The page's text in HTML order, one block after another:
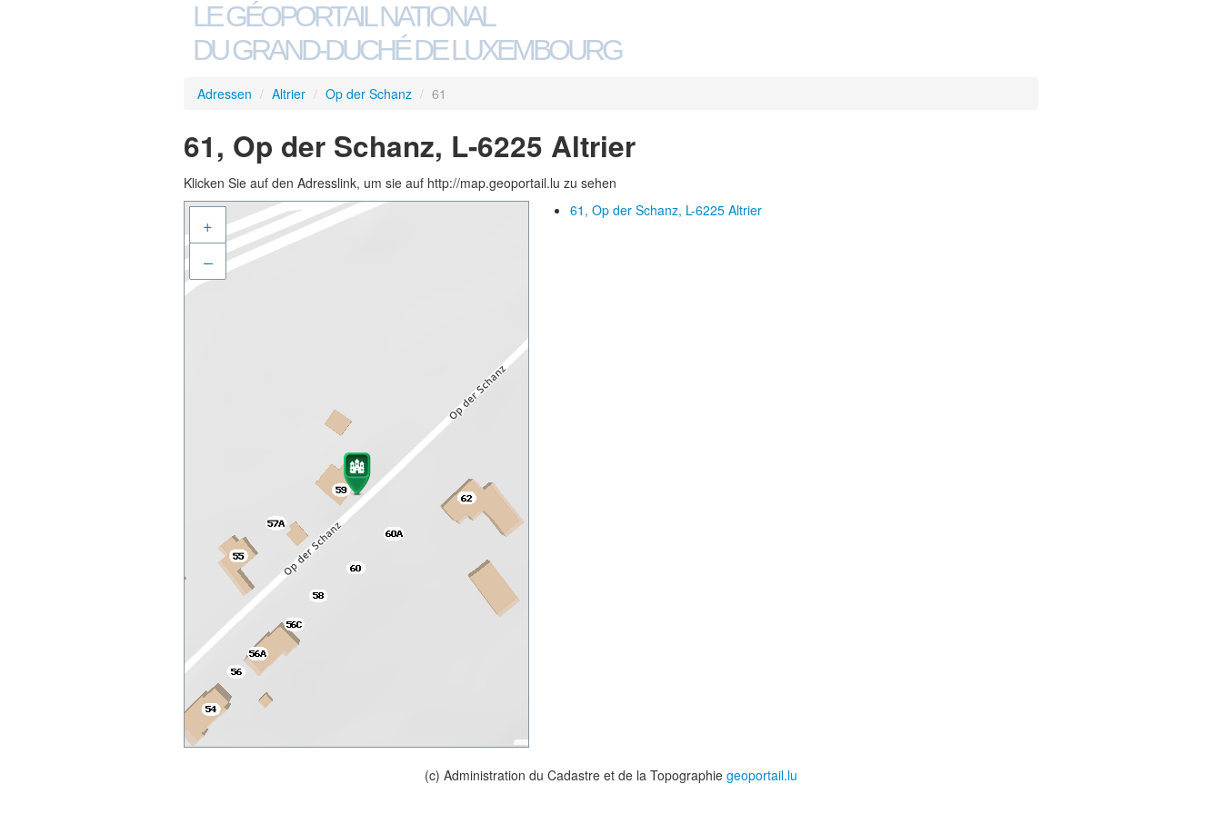
LE GÉOPORTAIL NATIONAL
DU GRAND-DUCHÉ DE LUXEMBOURG
Adressen / Altrier / Op der Schanz / 61
61, Op der Schanz, L-6225 Altrier
Klicken Sie auf den Adresslink, um sie auf http://map.geoportail.lu zu sehen
+
–
61, Op der Schanz, L-6225 Altrier
(c) Administration du Cadastre et de la Topographie geoportail.lu